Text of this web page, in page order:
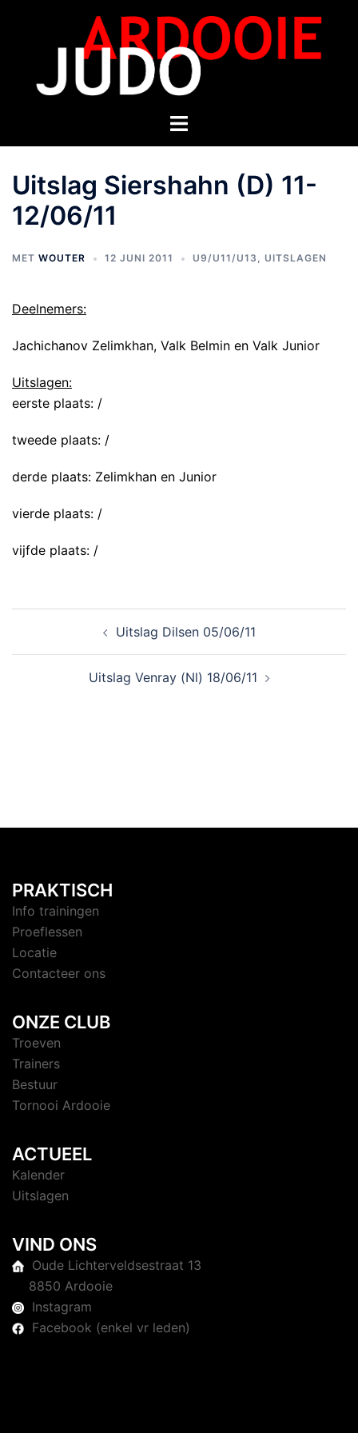
Uitslag Siershahn (D) 11-
12/06/11
MET WOUTER 12 JUNI 2011 U9/U11/U13 , UITSLAGEN
Deelnemers:
Jachichanov Zelimkhan, Valk Belmin en Valk Junior
Uitslagen:
eerste plaats: /
tweede plaats: /
derde plaats: Zelimkhan en Junior
vierde plaats: /
vijfde plaats: /
Uitslag Dilsen 05/06/11
Uitslag Venray (Nl) 18/06/11
PRAKTISCH
Info trainingen
Proeflessen
Locatie
Contacteer ons
ONZE CLUB
Troeven
Trainers
Bestuur
Tornooi Ardooie
ACTUEEL
Kalender
Uitslagen
VIND ONS
Oude Lichterveldsestraat 13
8850 Ardooie
Instagram
Facebook (enkel vr leden)